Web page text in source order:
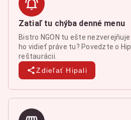
Zatiaľ tu chýba denné menu
Bistro NGON tu ešte
ho vidieť práve tu? Povedzte o
reštaurácii.
Zdieľať Hipali